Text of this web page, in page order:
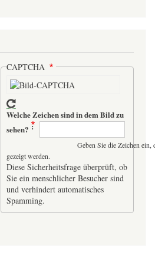
CAPTCHA
Welche Zeichen sind in dem Bild zu
sehen?
Geben Sie die Zeichen
gezeigt werden.
Diese Sicherheitsfrage überprüft, ob
Sie ein menschlicher Besucher sind
und verhindert automatisches
Spamming.